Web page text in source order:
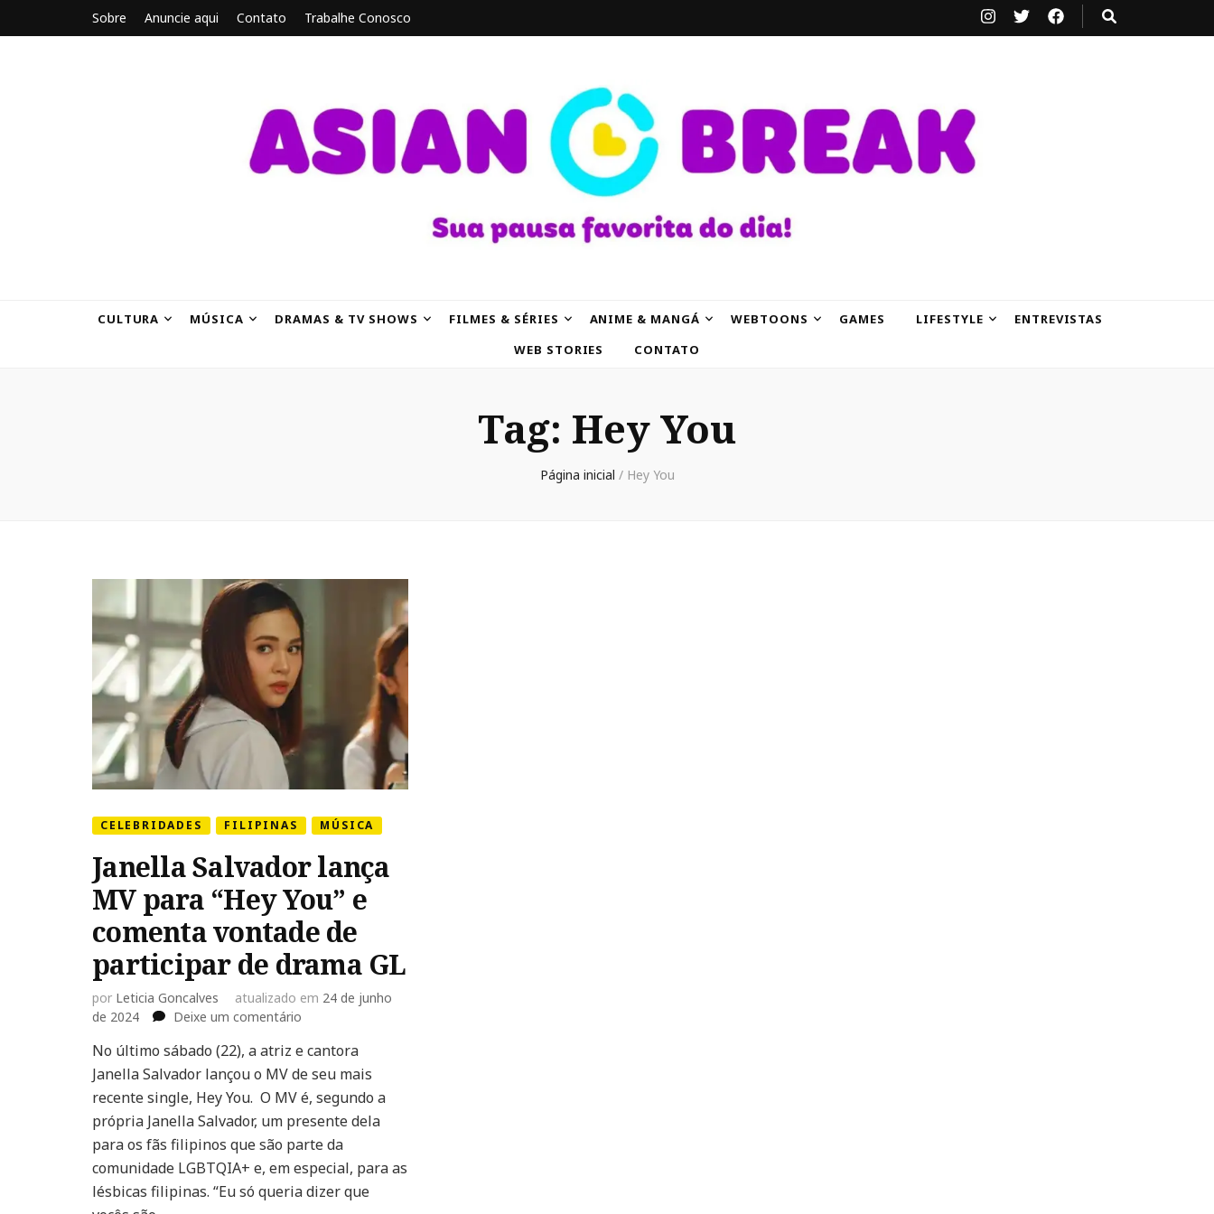
Sobre Anuncie aqui Contato Trabalhe Conosco
CULTURA MÚSICA DRAMAS & TV SHOWS FILMES & SÉRIES ANIME & MANGÁ WEBTOONS GAMES LIFESTYLE
ENTREVISTAS
WEB STORIES
CONTATO
Tag: Hey You
Página inicial / Hey You
CELEBRIDADES FILIPINAS MÚSICA
Janella Salvador lança
MV para “Hey You” e
comenta vontade de
participar de drama GL
por Leticia Goncalves atualizado em 24 de junho
de 2024
Deixe um comentário
Salvador
lança
MV
para
“Hey
You”
e
comenta
No último sábado (22), a atriz e cantora
Janella Salvador lançou o MV de seu mais
recente single, Hey You. O MV é, segundo a
própria Janella Salvador, um presente dela
para os fãs filipinos que são parte da
comunidade LGBTQIA+ e, em especial, para as
lésbicas filipinas. “Eu só queria dizer que